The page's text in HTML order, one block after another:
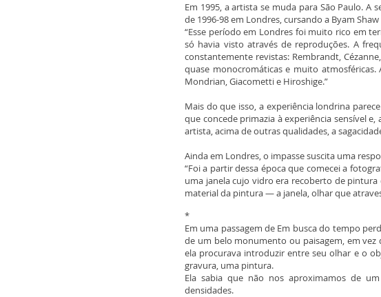
Em 1995, a artista se muda para São Paulo. A
de 1996-98 em Londres, cursando a Byam
“Esse período em Londres foi muito rico em
só havia visto através de reproduções. A
constantemente revistas: Rembrandt,
quase monocromáticas e muito
Mondrian, Giacometti e Hiroshige.”
Mais do que isso, a experiência londrina
que concede primazia à experiência sensível
artista, acima de outras qualidades, a
Ainda em Londres, o impasse suscita uma
“Foi a partir dessa época que comecei a
uma janela cujo vidro era recoberto de
material da pintura — a janela, olhar que
*
Em uma passagem de Em busca do tempo
de um belo monumento ou paisagem, em
ela procurava introduzir entre seu olhar e o
gravura, uma pintura.
Ela sabia que não nos aproximamos de
densidades.